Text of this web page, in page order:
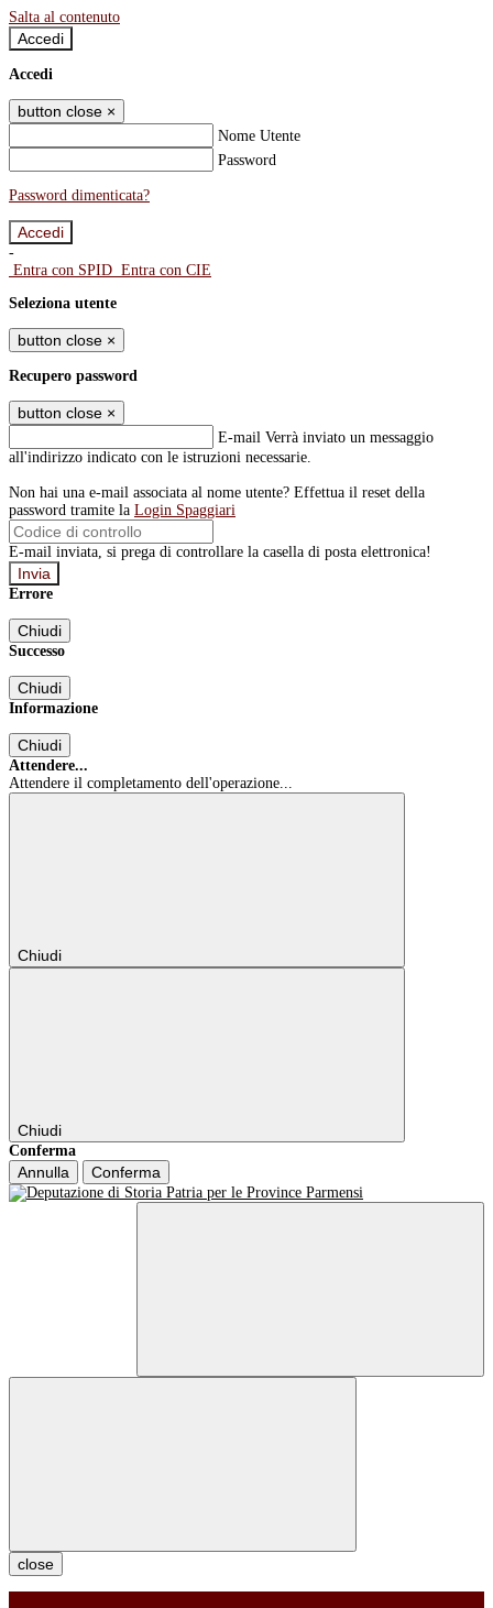
Salta al contenuto
Accedi
Accedi
button close ×
Nome Utente
Password
Password dimenticata?
-
Entra con SPID Entra con CIE
Seleziona utente
button close ×
Recupero password
button close ×
E-mail Verrà inviato un messaggio
all'indirizzo indicato con le istruzioni necessarie.
Non hai una e-mail associata al nome utente? Effettua il reset della
password tramite la Login Spaggiari
E-mail inviata, si prega di controllare la casella di posta elettronica!
Errore
Chiudi
Successo
Chiudi
Informazione
Chiudi
Attendere...
Attendere il completamento dell'operazione...
Chiudi
Chiudi
Conferma
Annulla Conferma
close